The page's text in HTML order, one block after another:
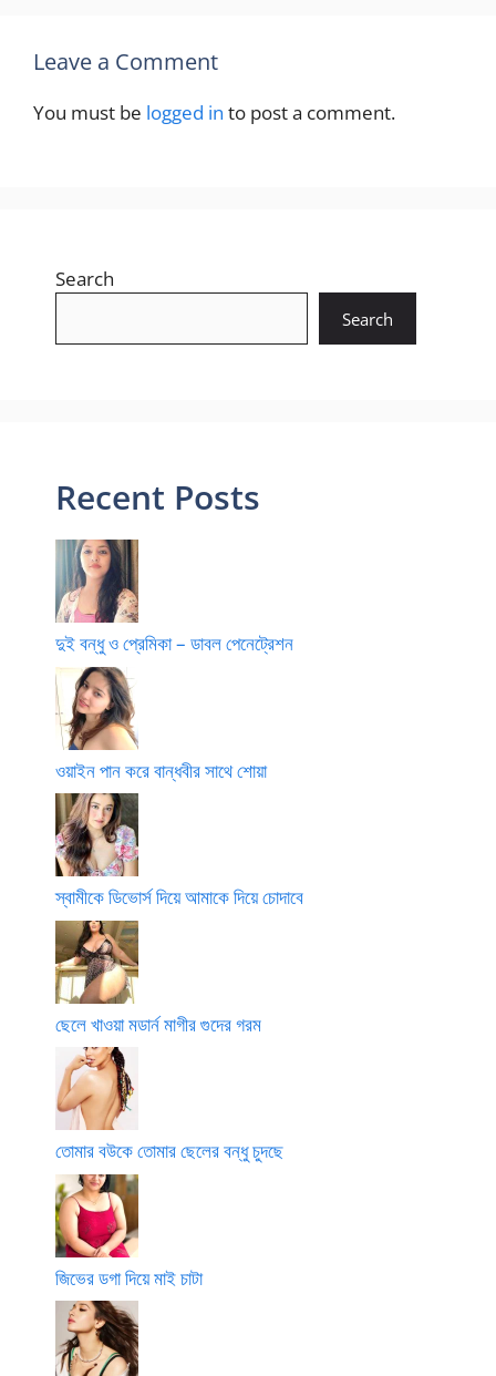
Leave a Comment
You must be logged in to post a comment.
Search
Search
Recent Posts
দুই বন্ধু ও প্রেমিকা – ডাবল পেনেট্রেশন
ওয়াইন পান করে বান্ধবীর সাথে শোয়া
স্বামীকে ডিভোর্স দিয়ে আমাকে দিয়ে চোদাবে
ছেলে খাওয়া মডার্ন মাগীর গুদের গরম
তোমার বউকে তোমার ছেলের বন্ধু চুদছে
জিভের ডগা দিয়ে মাই চাটা